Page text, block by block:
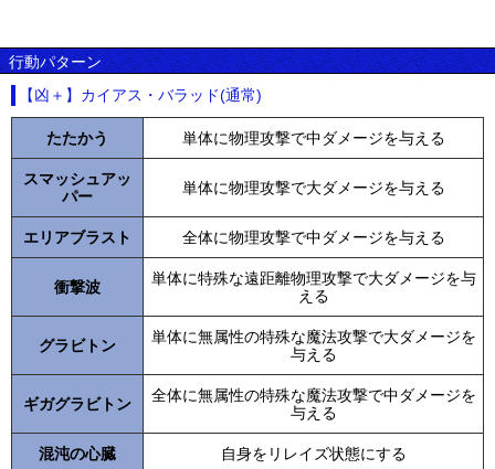
行動パターン
【凶＋】カイアス・バラッド(通常)
たたかう 単体に物理攻撃で中ダメージを与える
スマッシュアッ
パー
単体に物理攻撃で大ダメージを与える
エリアブラスト 全体に物理攻撃で中ダメージを与える
衝撃波
単体に特殊な遠距離物理攻撃で大ダメージを与
える
グラビトン
単体に無属性の特殊な魔法攻撃で大ダメージを
与える
ギガグラビトン
全体に無属性の特殊な魔法攻撃で中ダメージを
与える
混沌の心臓 自身をリレイズ状態にする